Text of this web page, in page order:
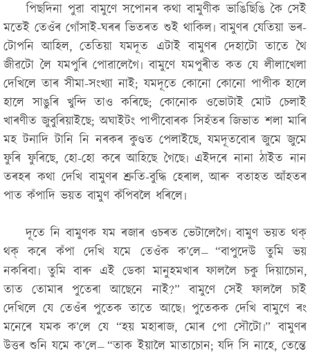
পিছদিনা পুৱা বামুণে সপোনৰ কথা বামুণীক ভাঙিছিঙি কৈ সেই
মতেই তেওঁৰ গোঁসাই-ঘৰৰ ভিতৰত শুই থাকিল৷ বামুণৰ যেতিয়া ভৰ-
টোপনি আহিল, তেতিয়া যমদূত এটাই বামুণৰ দেহাটো তাতে থৈ
জীৱটো লৈ যমপুৰি পোৱালেগৈ৷ বামুণে যমপুৰীত কত যে লীলাখেলা
দেখিলে তাৰ সীমা-সংখ্যা নাই;যমদূতে কোনো কোনো পাপীক হালে
হালে সাঙুৰি খুন্দি তাও কৰিছে; কোনোক ওভোটাই মোট চেলাই
খাৰণীত জুবুৰিয়াইছে; অঘাইটং পাপীবোৰক সিহঁতৰ জিভাত শলা মাৰি
মহ টনাদি টানি নি নৰকৰ কুণ্ডত পেলাইছে, যমদূতবোৰ জুমে জুমে
ফুৰি ফুৰিছে, হো-হো কৰে আহিছে গৈছে৷ এইদৰে নানা ঠাইত নান
তৰহৰ কথা দেখি বামুণৰ শ্ৰুতি-বুদ্ধি হেৰাল, আৰু বতাহত আঁহতৰ
পাত কঁপাদি ভয়ত বামুণ কঁপিবলৈ ধৰিলে৷
দূতে নি বামুণক যম ৰজাৰ ওচৰত ভেটালেগৈ৷ বামুণ ভয়ত থক্
থক্ কৰে কঁপা দেখি যমে তেওঁক ক’লে— “বাপুদেউ তুমি ভয়
নকৰিবা৷ তুমি বাৰু এই ডেকা মানুহমখাৰ ফাললৈ চকু দিয়াচোন,
তাত তোমাৰ পুতেৰা আছেনে নাই?”বামুণে সেই ফাললৈ চাই
দেখিলে যে তেওঁৰ পুতেক তাতে আছে৷ পুতেকক দেখি বামুণে ৰং
মনেৰে যমক ক’লে যে “হয় মহাৰাজ, মোৰ পো সৌটো৷”বামুণৰ
উত্তৰ শুনি যমে ক’লে— “তাক ইয়ালৈ মাতাচোন; যদি সি নাহে, তেন্তে